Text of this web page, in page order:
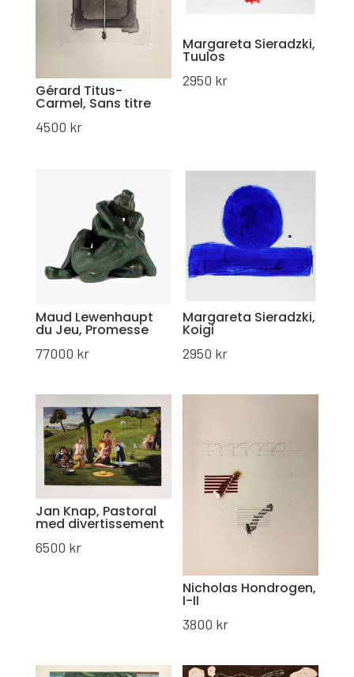
Gérard Titus-
Carmel, Sans titre
4500 kr
Margareta Sieradzki,
Tuulos
2950 kr
Maud Lewenhaupt
du Jeu, Promesse
77000 kr
Margareta Sieradzki,
Koigi
2950 kr
Jan Knap, Pastoral
med divertissement
6500 kr
Nicholas Hondrogen,
I-II
3800 kr